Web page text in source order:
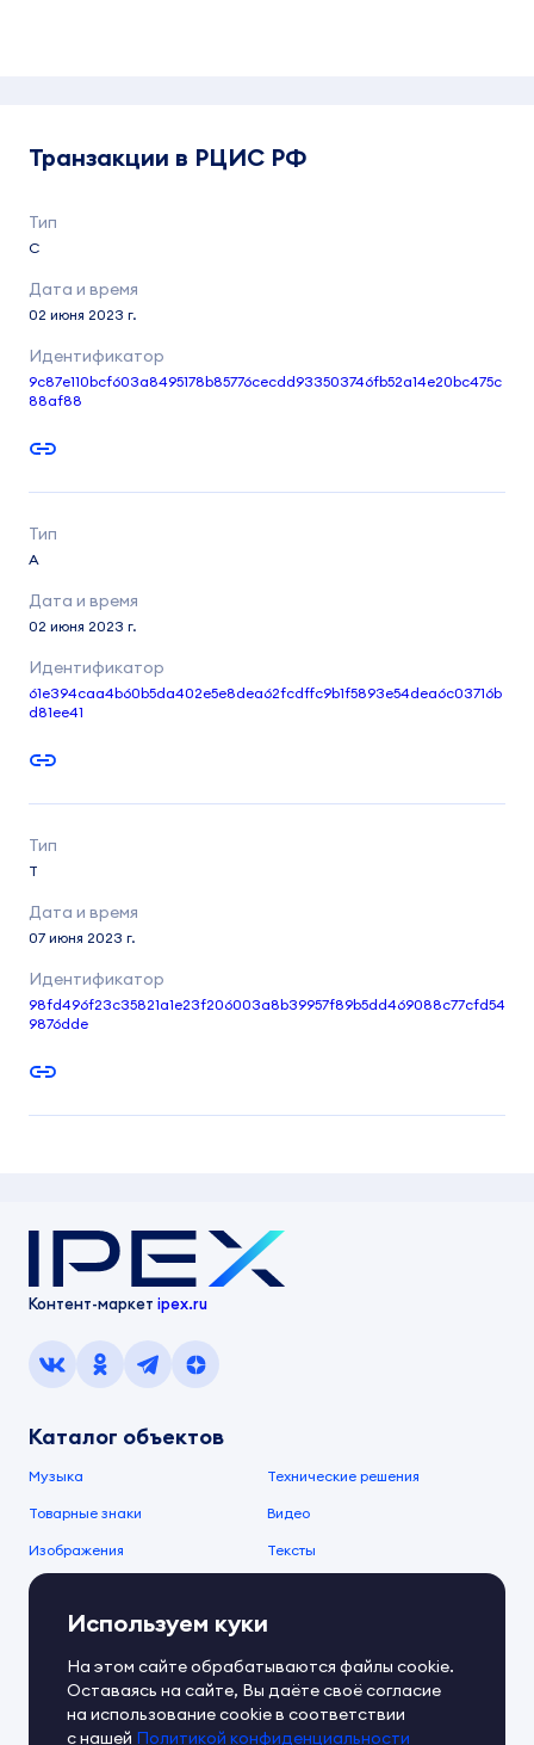
Транзакции в РЦИС РФ
C
02 июня 2023 г.
9c87e110bcf603a8495178b85776cecdd933503746fb52a14e20bc475c
88af88
A
02 июня 2023 г.
61e394caa4b60b5da402e5e8dea62fcdffc9b1f5893e54dea6c03716b
d81ee41
T
07 июня 2023 г.
98fd496f23c35821a1e23f206003a8b39957f89b5dd469088c77cfd54
9876dde
Контент-маркет ipex.ru
Каталог объектов
Музыка Технические решения
Товарные знаки Видео
Изображения Тексты
О компании
О сервисе
Документы IPEX Справочный центр
Контакты Обратная связь
Используем куки
На этом сайте обрабатываются файлы cookie.
Оставаясь на сайте, Вы даёте своё согласие
на использование cookie в соответствии
с нашей Политикой конфиденциальности